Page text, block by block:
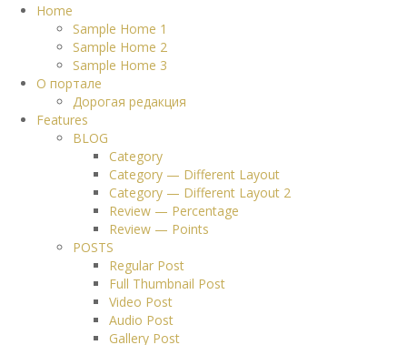
Home
Sample Home 1
Sample Home 2
Sample Home 3
О портале
Дорогая редакция
Features
BLOG
Category
Category — Different Layout
Category — Different Layout 2
Review — Percentage
Review — Points
POSTS
Regular Post
Full Thumbnail Post
Video Post
Audio Post
Gallery Post